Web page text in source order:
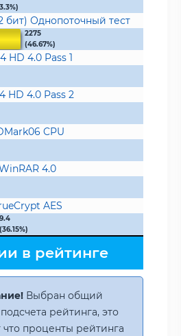
бит) Однопоточный тест
2275
(46.67%)
HD 4.0 Pass 1
HD 4.0 Pass 2
CPU
4.0
AES
9.4
(36.15%)
в рейтинге
Выбран общий
рейтинга, это
что проценты рейтинга